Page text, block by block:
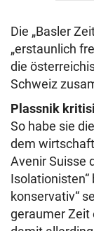
Die „Basler
„erstaunlich
die
Schweiz
Plassnik
So habe sie
dem
Avenir Suisse
Isolationisten“
konservativ“
geraumer Zeit